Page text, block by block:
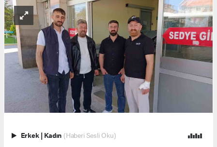
Erkek | Kadın (Haberi Sesli Oku)